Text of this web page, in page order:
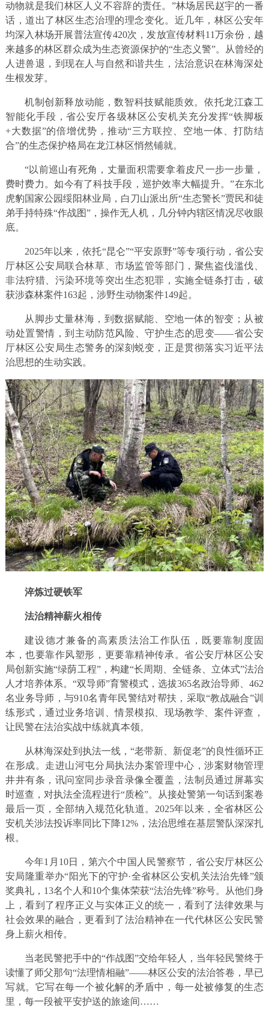
动物就是我们林区人义不容辞的责任。”林场居民赵宇的一番
话，道出了林区生态治理的理念变化。近几年，林区公安年
均深入林场开展普法宣传420次，发放宣传材料11万余份，越
来越多的林区群众成为生态资源保护的“生态义警”。从曾经的
人进兽退，到现在人与自然和谐共生，法治意识在林海深处
生根发芽。
机制创新释放动能，数智科技赋能质效。依托龙江森工
智能化手段，省公安厅各级林区公安机关充分发挥“铁脚板
+大数据”的倍增优势，推动“三方联控、空地一体、打防结
合”的生态保护格局在龙江林区悄然铺就。
“以前巡山有死角，丈量面积需要拿着皮尺一步一步量，
费时费力。如今有了科技手段，巡护效率大幅提升。”在东北
虎豹国家公园绥阳林业局，白刀山派出所“生态警长”贾民和徒
弟手持特殊“作战图”，操作无人机，几分钟内辖区情况尽收眼
底。
2025年以来，依托“昆仑”“平安原野”等专项行动，省公安
厅林区公安局联合林草、市场监管等部门，聚焦盗伐滥伐、
非法狩猎、污染环境等突出生态犯罪，实施全链条打击，破
获涉森林案件163起，涉野生动物案件149起。
从脚步丈量林海，到数据赋能、空地一体的智变；从被
动处置警情，到主动防范风险、守护生态的思变——省公安
厅林区公安局生态警务的深刻蜕变，正是贯彻落实习近平法
治思想的生动实践。
淬炼过硬铁军
法治精神薪火相传
建设德才兼备的高素质法治工作队伍，既要靠制度固
本，也要靠作风塑形，更要靠精神传承。省公安厅林区公安
局创新实施“绿荫工程”，构建“长周期、全链条、立体式”法治
人才培养体系。“双导师”育警模式，选拔365名政治导师、462
名业务导师，与910名青年民警结对帮扶，采取“教战融合”训
练形式，通过业务培训、情景模拟、现场教学、案件评查，
让民警在法治实战中练就真本领。
从林海深处到执法一线，“老带新、新促老”的良性循环正
在形成。走进山河屯分局执法办案管理中心，涉案财物管理
井井有条，讯问室同步录音录像全覆盖，法制员通过屏幕实
时巡查，对执法全流程进行“质检”。从接处警第一句话到案卷
最后一页，全部纳入规范化轨道。2025年以来，全省林区公
安机关涉法投诉率同比下降12%，法治思维在基层警队深深扎
根。
今年1月10日，第六个中国人民警察节，省公安厅林区公
安局隆重举办“阳光下的守护·全省林区公安机关法治先锋”颁
奖典礼，13名个人和10个集体荣获“法治先锋”称号。从他们身
上，看到了程序正义与实体正义的统一，看到了法律效果与
社会效果的融合，更看到了法治精神在一代代林区公安民警
身上薪火相传。
当老民警把手中的“作战图”交给年轻人，当年轻民警终于
读懂了师父那句“法理情相融”——林区公安的法治答卷，早已
写就。它写在每一个被化解的矛盾中，每一处被修复的生态
里，每一段被平安护送的旅途间……